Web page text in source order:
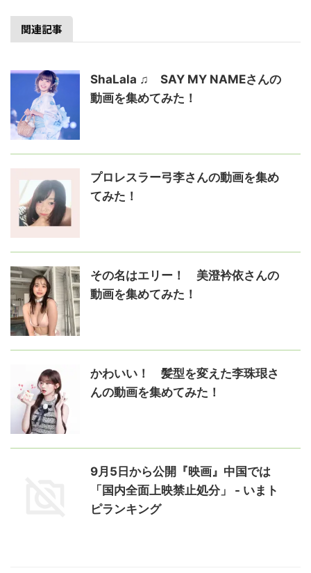
関連記事
ShaLala ♫ SAY MY NAMEさんの
動画を集めてみた！
プロレスラー弓李さんの動画を集め
てみた！
その名はエリー！ 美澄衿依さんの
動画を集めてみた！
かわいい！ 髪型を変えた李珠珢さ
んの動画を集めてみた！
9月5日から公開『映画』中国では
「国内全面上映禁止処分」 - いまト
ピランキング